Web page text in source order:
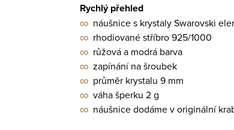
Rychlý přehled
∞ náušnice s krystaly Swarovski
∞ rhodiované stříbro 925/1000
∞ růžová a modrá barva
∞ zapínání na šroubek
∞ průměr krystalu 9 mm
∞ váha šperku 2 g
∞ náušnice dodáme v originální